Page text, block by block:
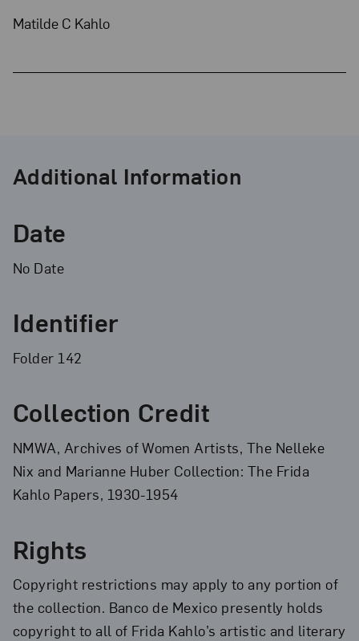
Matilde C Kahlo
Additional Information
Date
No Date
Identifier
Folder 142
Collection Credit
NMWA, Archives of Women Artists, The Nelleke
Nix and Marianne Huber Collection: The Frida
Kahlo Papers, 1930-1954
Rights
Copyright restrictions may apply to any portion of
the collection. Banco de Mexico presently holds
copyright to all of Frida Kahlo’s artistic and literary